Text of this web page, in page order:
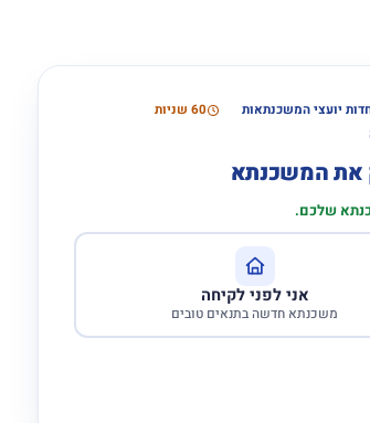
יועצי המשכנתאות
60 שניות
את המשכנתא
שלכם.
אני לפני לקיחה
משכנתא חדשה בתנאים טובים